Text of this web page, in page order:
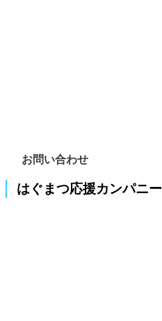
お問い合わせ
はぐまつ応援カンパニー